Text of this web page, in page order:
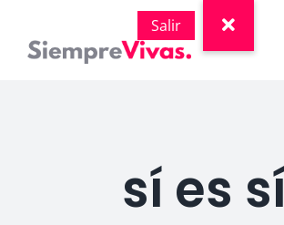
contenido
sí es sí